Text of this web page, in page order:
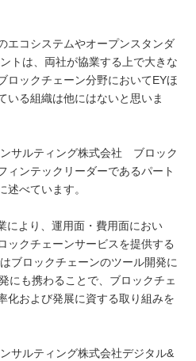
エコシステムやオープンスタンダ
トは、両社が協業する上で大きな
ロックチェーン分野においてEYほ
いる組織は他にはないと思いま
サルティング株式会社 ブロック
ィンテックリーダーであるパート
述べています。
により、運用面・費用面におい
ックチェーンサービスを提供する
ブロックチェーンのツール開発に
にも携わることで、ブロックチェ
化および発展に資する取り組みを
サルティング株式会社デジタル&